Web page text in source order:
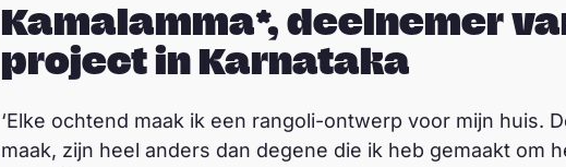
Kamalamma*, deelnemer
project in Karnataka
‘Elke ochtend maak ik een rangoli-ontwerp voor mijn huis.
maak, zijn heel anders dan degene die ik heb gemaakt om